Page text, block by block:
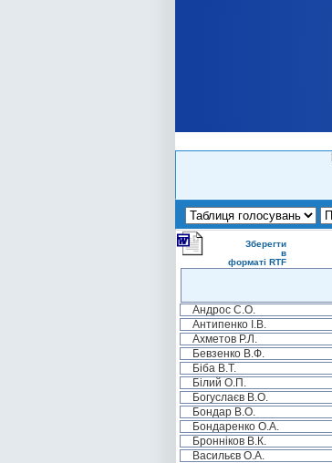
Зберегти
в
форматі RTF
Андрос С.О.
Антипенко І.В.
Ахметов Р.Л.
Бевзенко В.Ф.
Біба В.Т.
Білий О.П.
Богуслаєв В.О.
Бондар В.О.
Бондаренко О.А.
Бронніков В.К.
Васильєв О.А.